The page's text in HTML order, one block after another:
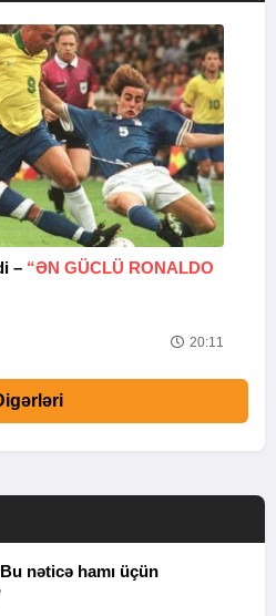
– “ƏN GÜCLÜ RONALDO
20:11
nəticə hamı üçün